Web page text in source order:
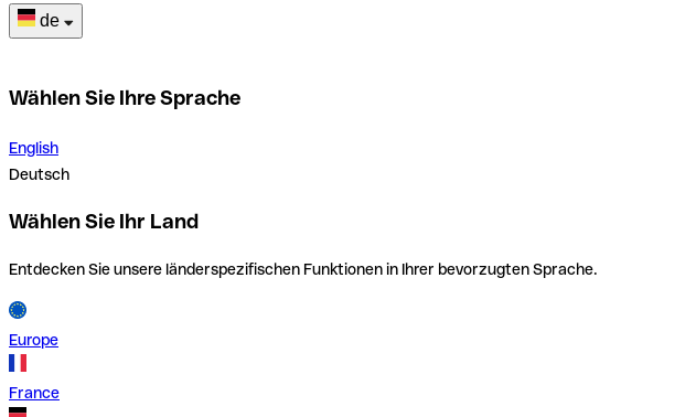
de
Wählen Sie Ihre Sprache
English
Deutsch
Wählen Sie Ihr Land
Entdecken Sie unsere länderspezifischen Funktionen in Ihrer bevorzugten Sprache.
Europe
France